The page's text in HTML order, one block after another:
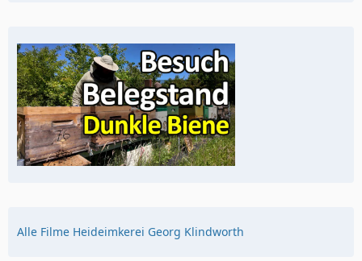
Alle Filme Heideimkerei Georg Klindworth